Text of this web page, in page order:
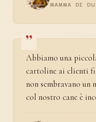
MAMMA DI
Abbiamo una
cartoline ai clienti
non sembravano
col nostro cane è